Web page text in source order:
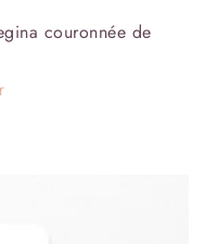
couronnée de